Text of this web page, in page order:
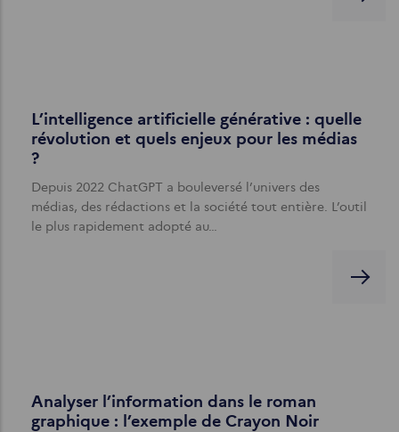
L’intelligence artificielle générative : quelle
révolution et quels enjeux pour les médias
?
Depuis 2022 ChatGPT a bouleversé l’univers des
médias, des rédactions et la société tout entière. L’outil
le plus rapidement adopté au…
Analyser l’information dans le roman
graphique : l’exemple de Crayon Noir